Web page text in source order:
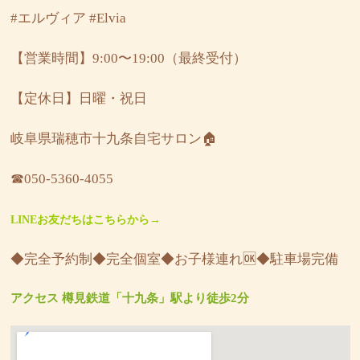
#エルヴィア #Elvia
【営業時間】9:00〜19:00（最終受付）
【定休日】日曜・祝日
岐阜県瑞穂市十九条自宅サロン🏠
☎︎050-5360-4055
LINEお友だちはこちらから→
◆完全予約制◆完全個室◆お子様連れ🆗◆駐車場完備
アクセス 樽見鉄道「十九条」駅より徒歩2分